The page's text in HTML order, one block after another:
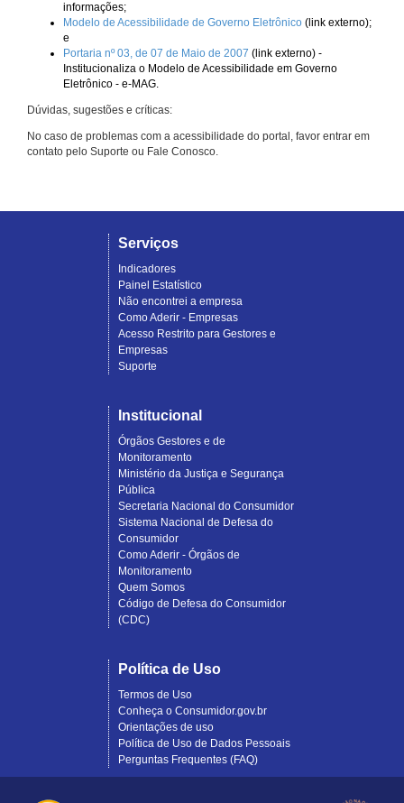
informações;
Modelo de Acessibilidade de Governo Eletrônico (link externo);
e
Portaria nº 03, de 07 de Maio de 2007 (link externo) -
Institucionaliza o Modelo de Acessibilidade em Governo
Eletrônico - e-MAG.
Dúvidas, sugestões e críticas:
No caso de problemas com a acessibilidade do portal, favor entrar em
contato pelo Suporte ou Fale Conosco.
Serviços
Indicadores
Painel Estatístico
Não encontrei a empresa
Como Aderir - Empresas
Acesso Restrito para Gestores e
Empresas
Suporte
Institucional
Órgãos Gestores e de
Monitoramento
Ministério da Justiça e Segurança
Pública
Secretaria Nacional do Consumidor
Sistema Nacional de Defesa do
Consumidor
Como Aderir - Órgãos de
Monitoramento
Quem Somos
Código de Defesa do Consumidor
(CDC)
Política de Uso
Termos de Uso
Conheça o Consumidor.gov.br
Orientações de uso
Política de Uso de Dados Pessoais
Perguntas Frequentes (FAQ)